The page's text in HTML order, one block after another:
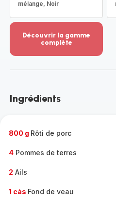
mélange, Noir
Découvrir la gamme
complète
-
gamme
Ingrédients
800 g Rôti de porc
4 Pommes de terres
2 Ails
1 càs Fond de veau